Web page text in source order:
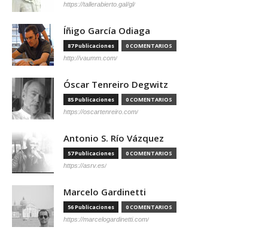
https://tallerabierto.gal/gl/
Íñigo García Odiaga
87 Publicaciones 0 COMENTARIOS
http://vaumm.com/
Óscar Tenreiro Degwitz
85 Publicaciones 0 COMENTARIOS
https://oscartenreiro.com/
Antonio S. Río Vázquez
57 Publicaciones 0 COMENTARIOS
https://asrv.es/
Marcelo Gardinetti
56 Publicaciones 0 COMENTARIOS
https://marcelogardinetti.com/